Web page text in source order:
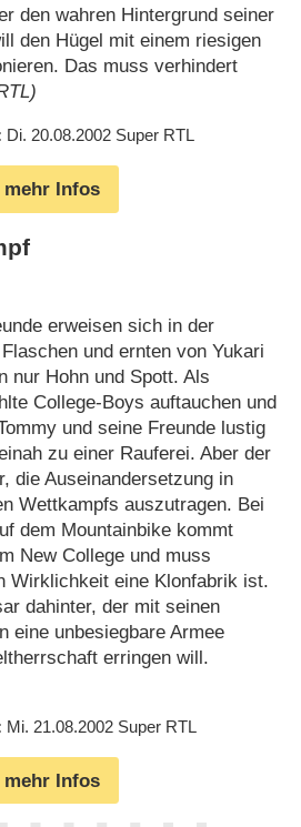
den wahren Hintergrund seiner
den Hügel mit einem riesigen
Das muss verhindert
Di. 20.08.2002 Super RTL
mehr Infos
erweisen sich in der
und ernten von Yukari
nur Hohn und Spott. Als
College-Boys auftauchen und
und seine Freunde lustig
zu einer Rauferei. Aber der
die Auseinandersetzung in
Wettkampfs auszutragen. Bei
dem Mountainbike kommt
New College und muss
Wirklichkeit eine Klonfabrik ist.
dahinter, der mit seinen
eine unbesiegbare Armee
erringen will.
Mi. 21.08.2002 Super RTL
mehr Infos